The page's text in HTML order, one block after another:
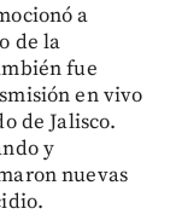
a
de la
fue
en vivo
de Jalisco.
y
nuevas